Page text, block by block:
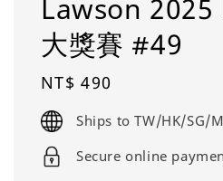
Lawson 2025
大獎賽 #49
Regular
price
NT$ 490
Ships to TW/HK/SG/
Secure online